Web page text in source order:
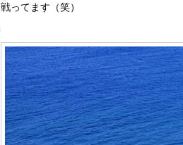
戦ってます（笑）